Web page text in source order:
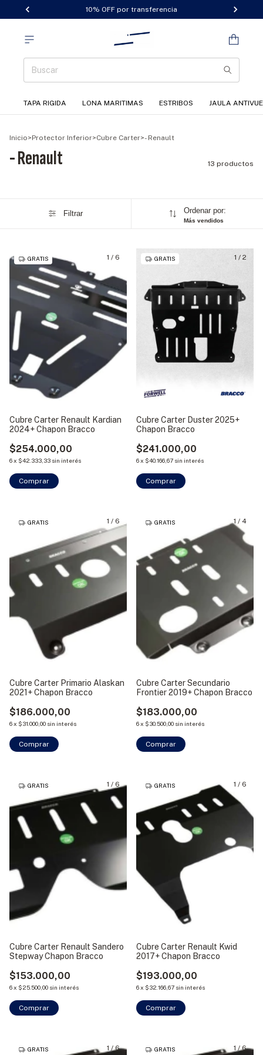
10% OFF por transferencia
TAPA RIGIDA LONA MARITIMAS ESTRIBOS JAULA
Inicio>Protector Inferior>Cubre Carter>- Renault
- Renault 13 productos
Filtrar Ordenar por:
Más vendidos
1 / 6
GRATIS
Cubre Carter Renault Kardian
2024+ Chapon Bracco
$254.000,00
6x $42.333,33 sin interés
1 / 2
GRATIS
Cubre Carter Duster 2025+
Chapon Bracco
$241.000,00
6x $40.166,67 sin interés
1 / 6
GRATIS
Cubre Carter Primario Alaskan
2021+ Chapon Bracco
$186.000,00
6x $31.000,00 sin interés
1 / 4
GRATIS
Cubre Carter Secundario
Frontier 2019+ Chapon Bracco
$183.000,00
6x $30.500,00 sin interés
1 / 6
GRATIS
Cubre Carter Renault Sandero
Stepway Chapon Bracco
$153.000,00
6x $25.500,00 sin interés
1 / 6
GRATIS
Cubre Carter Renault Kwid
2017+ Chapon Bracco
$193.000,00
6x $32.166,67 sin interés
1 /6
GRATIS 1 /6
GRATIS